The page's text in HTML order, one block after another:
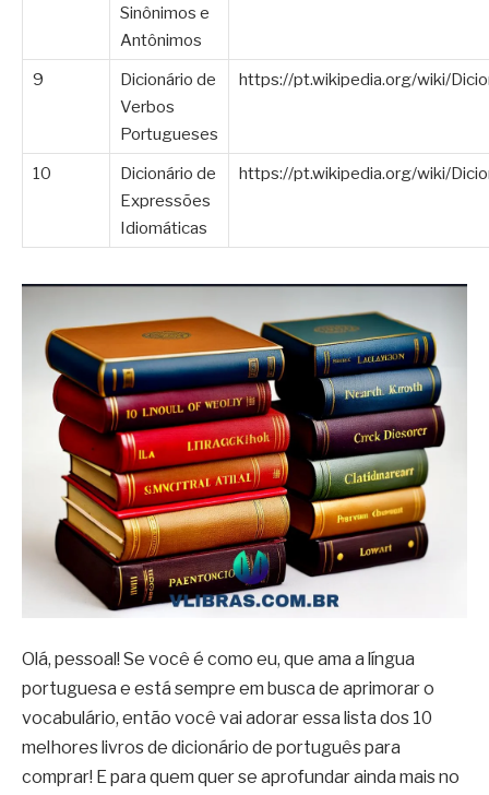
Sinônimos e
Antônimos
9
Dicionário de
Verbos
Portugueses
https://pt.wikipedia.org/wiki/
10
Dicionário de
Expressões
Idiomáticas
https://pt.wikipedia.org/wiki/
Olá, pessoal! Se você é como eu, que ama a língua
portuguesa e está sempre em busca de aprimorar o
vocabulário, então você vai adorar essa lista dos 10
melhores livros de dicionário de português para
comprar! E para quem quer se aprofundar ainda mais no